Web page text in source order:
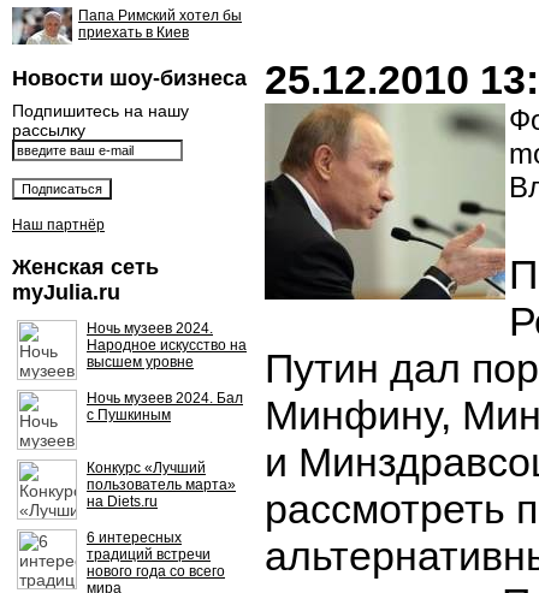
Папа Римский хотел бы
приехать в Киев
Новости шоу-бизнеса
Подпишитесь на нашу
рассылку
Наш партнёр
Женская сеть
myJulia.ru
Ночь музеев 2024.
Народное искусство на
высшем уровне
Ночь музеев 2024. Бал
с Пушкиным
Конкурс «Лучший
пользователь марта»
на Diets.ru
6 интересных
традиций встречи
нового года со всего
мира
25.12.2010
Путин дал
Минфину,
и
рассмотреть